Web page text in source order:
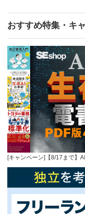
おすすめ特集・キ
[キャンペーン]【8/17まで】